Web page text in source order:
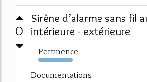
0
Sirène d’alarme sans fil
intérieure - extérieure
Pertinence
1040%
Documentations